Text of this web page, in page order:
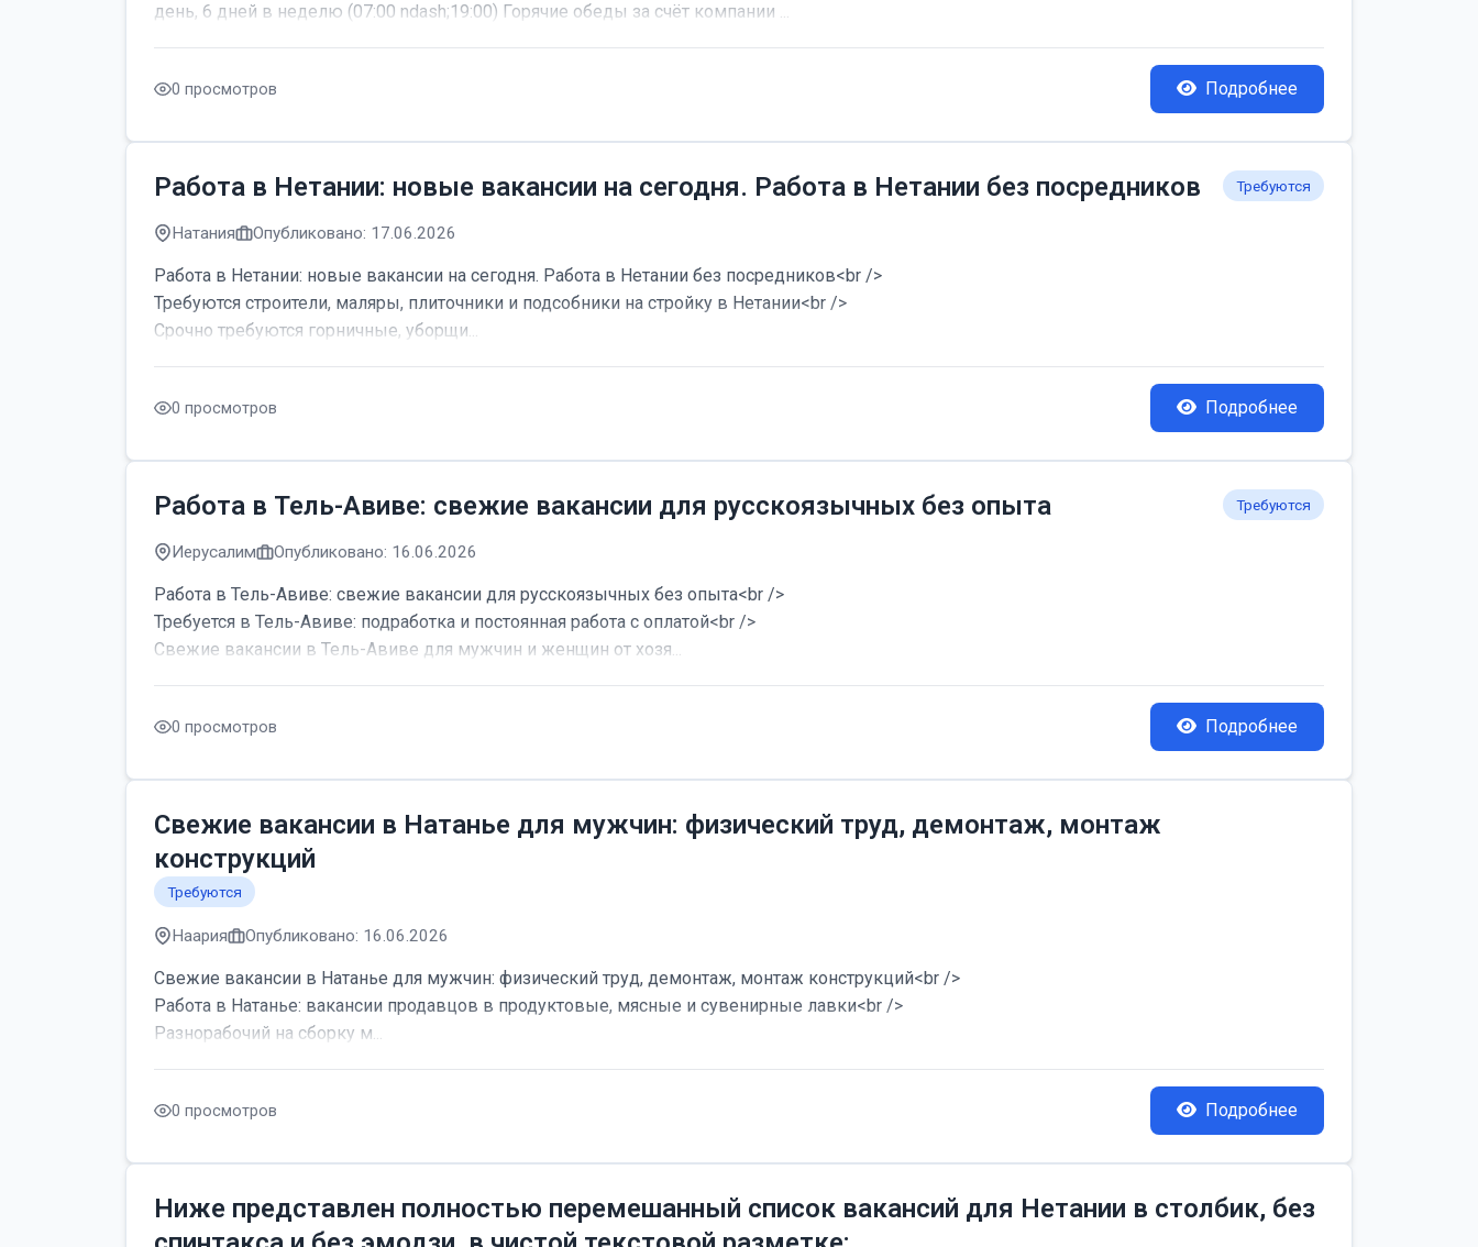
день, 6 дней в неделю (07:00 ndash;19:00) Горячие обеды за счёт компании ...
0 просмотров Подробнее
Работа в Нетании: новые вакансии на сегодня. Работа в Нетании без посредников Требуются
Натания Опубликовано: 17.06.2026
Работа в Нетании: новые вакансии на сегодня. Работа в Нетании без посредников<br />
Требуются строители, маляры, плиточники и подсобники на стройку в Нетании<br />
Срочно требуются горничные, уборщи...
0 просмотров Подробнее
Работа в Тель-Авиве: свежие вакансии для русскоязычных без опыта Требуются
Иерусалим Опубликовано: 16.06.2026
Работа в Тель-Авиве: свежие вакансии для русскоязычных без опыта<br />
Требуется в Тель-Авиве: подработка и постоянная работа с оплатой<br />
Свежие вакансии в Тель-Авиве для мужчин и женщин от хозя...
0 просмотров Подробнее
Свежие вакансии в Натанье для мужчин: физический труд, демонтаж, монтаж
конструкций
Требуются
Наария Опубликовано: 16.06.2026
Свежие вакансии в Натанье для мужчин: физический труд, демонтаж, монтаж конструкций<br />
Работа в Натанье: вакансии продавцов в продуктовые, мясные и сувенирные лавки<br />
Разнорабочий на сборку м...
0 просмотров Подробнее
Ниже представлен полностью перемешанный список вакансий для Нетании в столбик, без